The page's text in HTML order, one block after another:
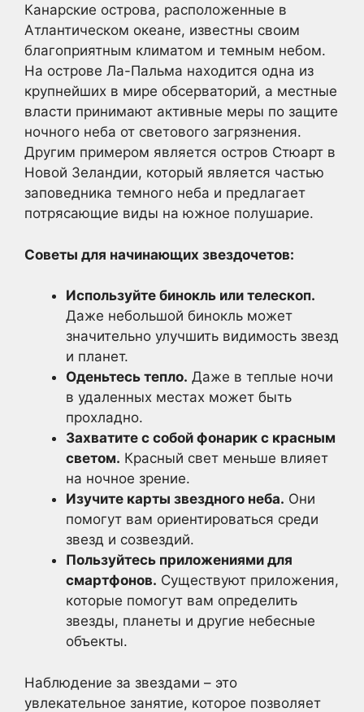
Канарские острова, расположенные в
Атлантическом океане, известны своим
благоприятным климатом и темным небом.
На острове Ла-Пальма находится одна из
крупнейших в мире обсерваторий, а местные
власти принимают активные меры по защите
ночного неба от светового загрязнения.
Другим примером является остров Стюарт в
Новой Зеландии, который является частью
заповедника темного неба и предлагает
потрясающие виды на южное полушарие.
Советы для начинающих звездочетов:
Используйте бинокль или телескоп.
Даже небольшой бинокль может
значительно улучшить видимость звезд
и планет.
Оденьтесь тепло. Даже в теплые ночи
в удаленных местах может быть
прохладно.
Захватите с собой фонарик с красным
светом. Красный свет меньше влияет
на ночное зрение.
Изучите карты звездного неба. Они
помогут вам ориентироваться среди
звезд и созвездий.
Пользуйтесь приложениями для
смартфонов. Существуют приложения,
которые помогут вам определить
звезды, планеты и другие небесные
объекты.
Наблюдение за звездами – это
увлекательное занятие, которое позволяет